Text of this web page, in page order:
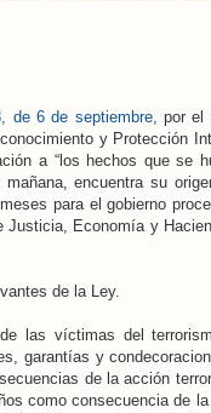
de 6 de septiembre, por el
y Protección
a “los hechos que se
encuentra su
para el gobierno
Justicia, Economía y
de la Ley.
las víctimas del
garantías y
de la acción
como consecuencia de